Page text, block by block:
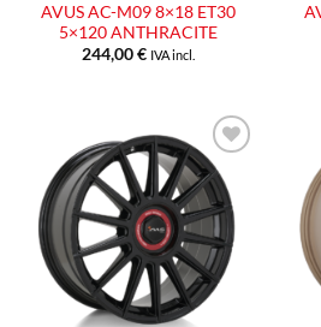
AVUS AC-M09 8×18 ET30
5×120 ANTHRACITE
244,00€ IVA incl.
Aggiungi
alla lista
dei
desideri